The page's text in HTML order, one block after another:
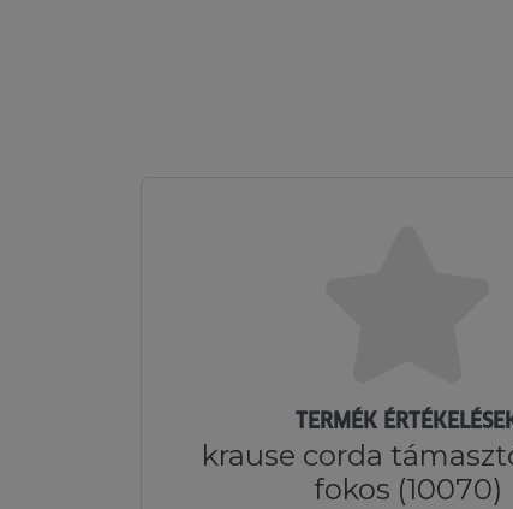
TERMÉK
krause corda
fokos (10070)